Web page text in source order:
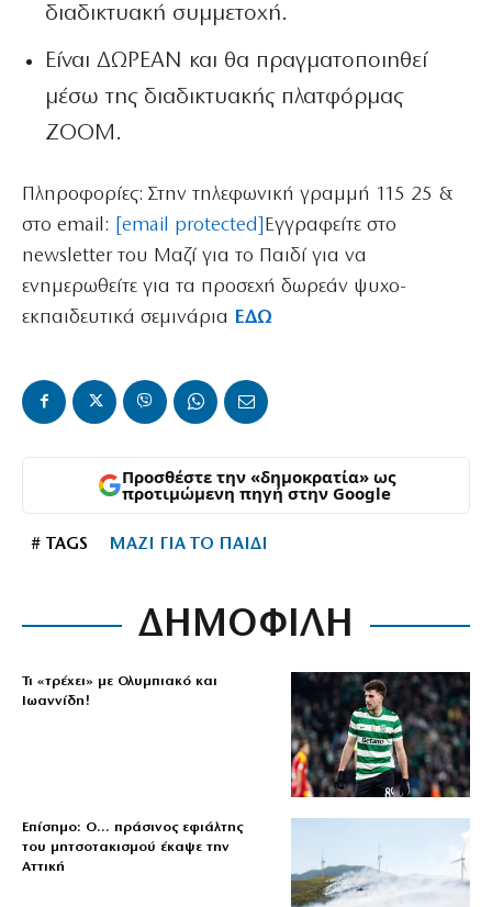
διαδικτυακή συμμετοχή.
Είναι ΔΩΡΕΑΝ και θα πραγματοποιηθεί
μέσω της διαδικτυακής πλατφόρμας
ΖΟΟΜ.
Πληροφορίες: Στην τηλεφωνική γραμμή 115 25 &
στο email:
[email protected] Εγγραφείτε στο
newsletter του Μαζί για το Παιδί για να
ενημερωθείτε για τα προσεχή δωρεάν ψυχο-
εκπαιδευτικά σεμινάρια ΕΔΩ
Προσθέστε την «δημοκρατία» ως
προτιμώμενη πηγή στην Google
# TAGS ΜΑΖΙ ΓΙΑ ΤΟ ΠΑΙΔΙ
ΔΗΜΟΦΙΛΗ
Τι «τρέχει» με Ολυμπιακό και
Ιωαννίδη!
Επίσημο: Ο… πράσινος εφιάλτης
του μητσοτακισμού έκαψε την
Αττική